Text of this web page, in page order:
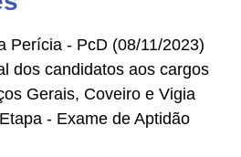
Perícia - PcD (08/11/2023)
dos candidatos aos cargos
Gerais, Coveiro e Vigia
- Exame de Aptidão